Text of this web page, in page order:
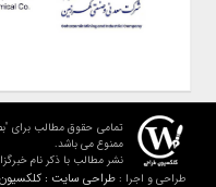
تمامی حقوق مطالب برای
ممنوع می باشد.
نشر مطالب با ذکر نام
طراحی و اجرا :طراحی سایت :